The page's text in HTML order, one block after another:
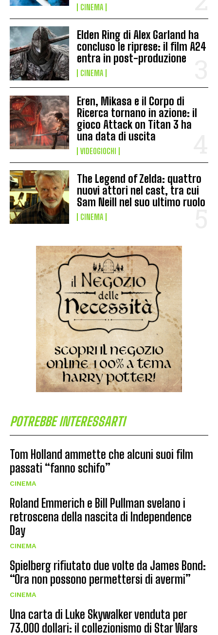
CINEMA
Elden Ring di Alex Garland ha
concluso le riprese: il film A24
entra in post-produzione
CINEMA
Eren, Mikasa e il Corpo di
Ricerca tornano in azione: il
gioco Attack on Titan 3 ha
una data di uscita
VIDEOGIOCHI
The Legend of Zelda: quattro
nuovi attori nel cast, tra cui
Sam Neill nel suo ultimo ruolo
CINEMA
POTREBBE INTERESSARTI
Tom Holland ammette che alcuni suoi film
passati “fanno schifo”
CINEMA
Roland Emmerich e Bill Pullman svelano i
retroscena della nascita di Independence
Day
CINEMA
Spielberg rifiutato due volte da James Bond:
“Ora non possono permettersi di avermi”
CINEMA
Una carta di Luke Skywalker venduta per
73.000 dollari: il collezionismo di Star Wars